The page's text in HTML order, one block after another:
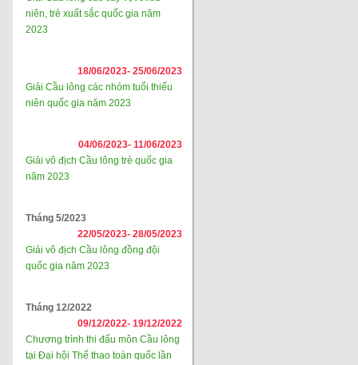
niên, trẻ xuất sắc quốc gia năm
2023
18/06/2023- 25/06/2023
Giải Cầu lông các nhóm tuổi thiếu
niên quốc gia năm 2023
04/06/2023- 11/06/2023
Giải vô địch Cầu lông trẻ quốc gia
năm 2023
Tháng 5/2023
22/05/2023- 28/05/2023
Giải vô địch Cầu lông đồng đội
quốc gia năm 2023
Tháng 12/2022
09/12/2022- 19/12/2022
Chương trình thi đấu môn Cầu lông
tại Đại hội Thể thao toàn quốc lần